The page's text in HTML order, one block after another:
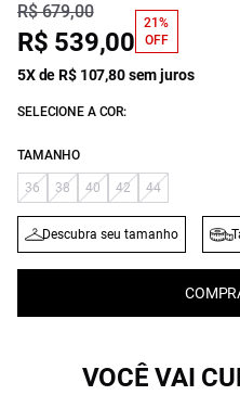
R$ 679,00
R$ 539,00
21%
OFF
5X de R$ 107,80 sem juros
SELECIONE A COR:
TAMANHO
36 38 40 42 44
Descubra seu tamanho
VOCÊ VAI